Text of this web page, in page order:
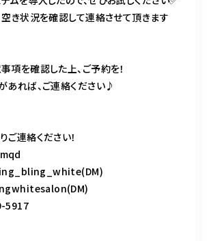
空き状況を確認して連絡させて頂きます
項を確認した上、ご予約を！
あれば、ご連絡ください♪
ご連絡ください！
5917